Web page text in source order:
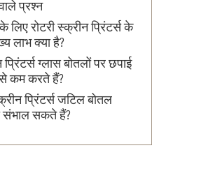
प्रश्न
लिए रोटरी स्क्रीन प्रिंटर्स के
लाभ क्या है?
प्रिंटर्स ग्लास बोतलों पर छपाई
कम करते हैं?
प्रिंटर्स जटिल बोतल
संभाल सकते हैं?